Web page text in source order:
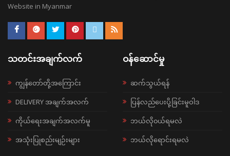
Website in Myanmar
သတင်းအချက်လက်
ကျွန်တော်တို့အကြောင်း
DELIVERY အချက်အလက်
ကိုယ်ရေးအချက်အလက်မူ
အသုံးပြုစည်းမျဉ်းများ
ဝန်ဆောင်မှု
ဆက်သွယ်ရန်
ပြန်လည်ပေးပို့ခြင်းမူဝါဒ
ဘယ်လို၀ယ်ရမလဲ
ဘယ်လိုရောင်းရမလဲ